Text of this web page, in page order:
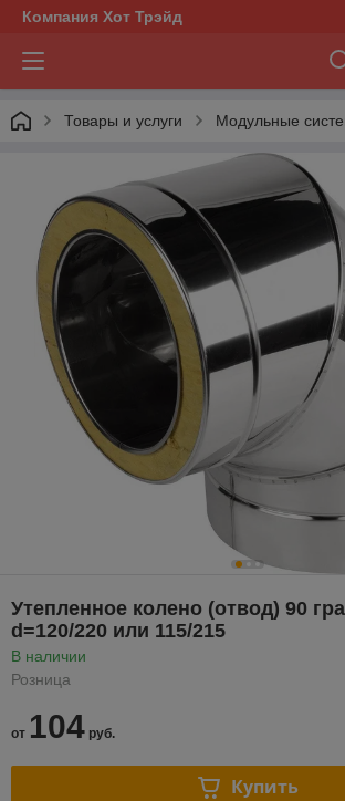
Компания Хот Трэйд
Товары и услуги Модульные
Утепленное колено (отвод) 90
d=120/220 или 115/215
В наличии
Розница
от 104 руб.
Купить